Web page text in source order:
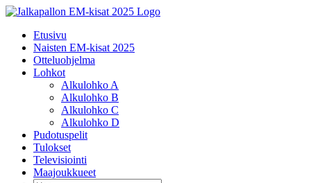
Skip
contentEtusivu
Naisten EM-kisat 2025
Otteluohjelma
Lohkot
Alkulohko A
Alkulohko B
Alkulohko C
Alkulohko D
Pudotuspelit
Tulokset
Televisiointi
Maajoukkueet